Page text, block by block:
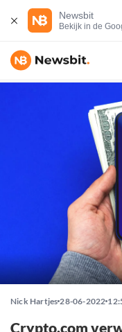
Newsbit
Bekijk in de
Nick Hartjes 28-06-2022
Crypto.com